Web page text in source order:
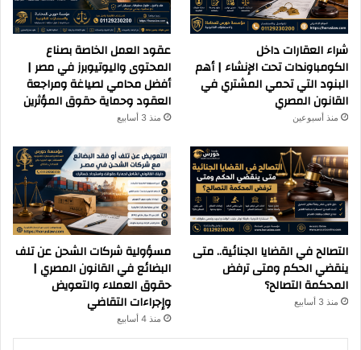
شراء العقارات داخل
الكومباوندات تحت الإنشاء | أهم
البنود التي تحمي المشتري في
القانون المصري
منذ أسبوعين
عقود العمل الخاصة بصناع
المحتوى واليوتيوبرز في مصر |
أفضل محامي لصياغة ومراجعة
العقود وحماية حقوق المؤثرين
منذ 3 أسابيع
التصالح في القضايا الجنائية.. متى
ينقضي الحكم ومتى ترفض
المحكمة التصالح؟
منذ 3 أسابيع
مسؤولية شركات الشحن عن تلف
البضائع في القانون المصري |
حقوق العملاء والتعويض
وإجراءات التقاضي
منذ 4 أسابيع